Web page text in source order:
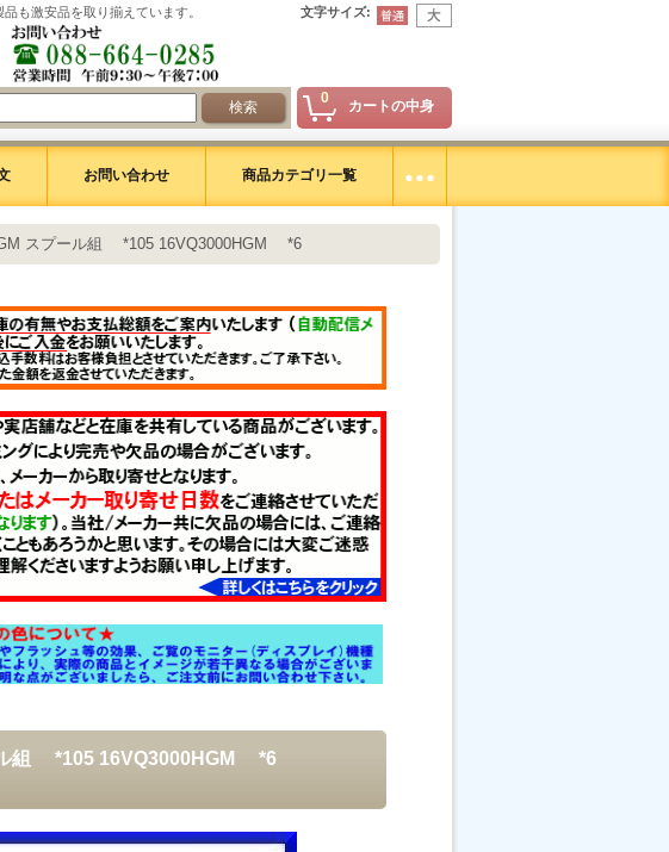
も激安品を取り揃えています。 文字サイズ:
0 カートの中身
お問い合わせ 商品カテゴリ一覧
スプール組 *105 16VQ3000HGM *6
ル組 *105 16VQ3000HGM *6